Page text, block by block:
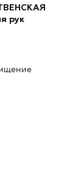
рук